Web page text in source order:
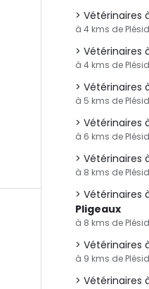
Vétérinaires
à 4 kms de
Vétérinaires
à 4 kms de
Vétérinaires
à 5 kms de
Vétérinaires
à 6 kms de
Vétérinaires
à 8 kms de
Vétérinaires
Pligeaux
à 8 kms de
Vétérinaires
à 9 kms de
Vétérinaires